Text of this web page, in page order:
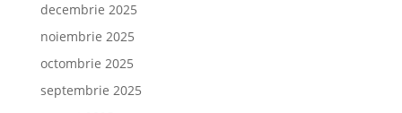
decembrie 2025
noiembrie 2025
octombrie 2025
septembrie 2025